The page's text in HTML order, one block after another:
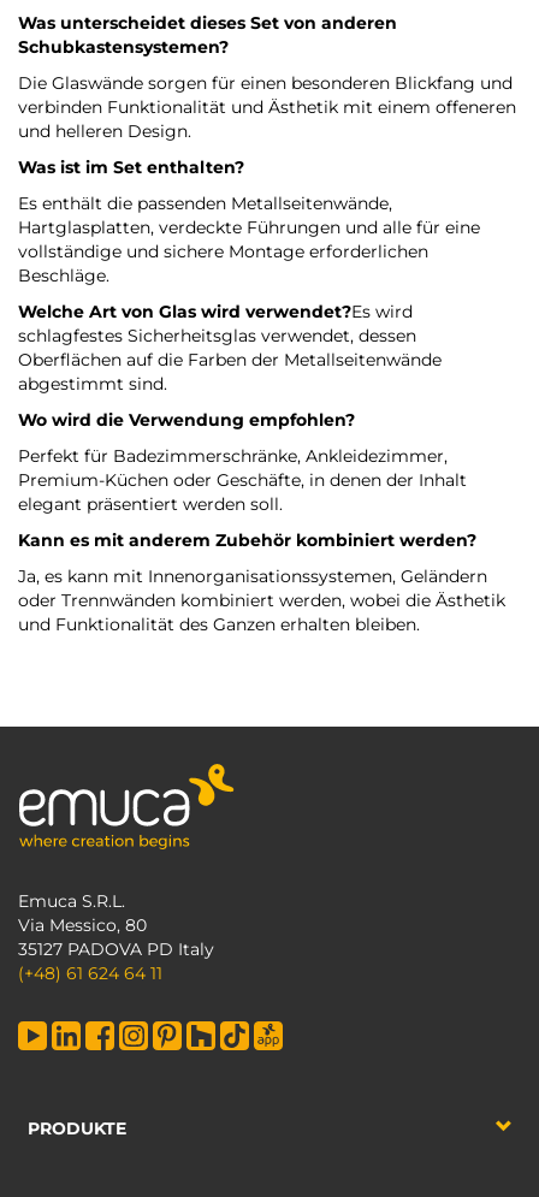
Was unterscheidet dieses Set von anderen
Schubkastensystemen?
Die Glaswände sorgen für einen besonderen Blickfang und
verbinden Funktionalität und Ästhetik mit einem offeneren
und helleren Design.
Was ist im Set enthalten?
Es enthält die passenden Metallseitenwände,
Hartglasplatten, verdeckte Führungen und alle für eine
vollständige und sichere Montage erforderlichen
Beschläge.
Welche Art von Glas wird verwendet?Es wird
schlagfestes Sicherheitsglas verwendet, dessen
Oberflächen auf die Farben der Metallseitenwände
abgestimmt sind.
Wo wird die Verwendung empfohlen?
Perfekt für Badezimmerschränke, Ankleidezimmer,
Premium-Küchen oder Geschäfte, in denen der Inhalt
elegant präsentiert werden soll.
Kann es mit anderem Zubehör kombiniert werden?
Ja, es kann mit Innenorganisationssystemen, Geländern
oder Trennwänden kombiniert werden, wobei die Ästhetik
und Funktionalität des Ganzen erhalten bleiben.
Emuca S.R.L.
Via Messico, 80
35127 PADOVA PD Italy
(+48) 61 624 64 11
PRODUKTE